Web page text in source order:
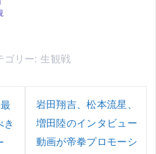
ゴリー:生観戦
き
岩田翔吉、松本流星、
増田陸のインタビュー
動画が帝拳プロモーシ